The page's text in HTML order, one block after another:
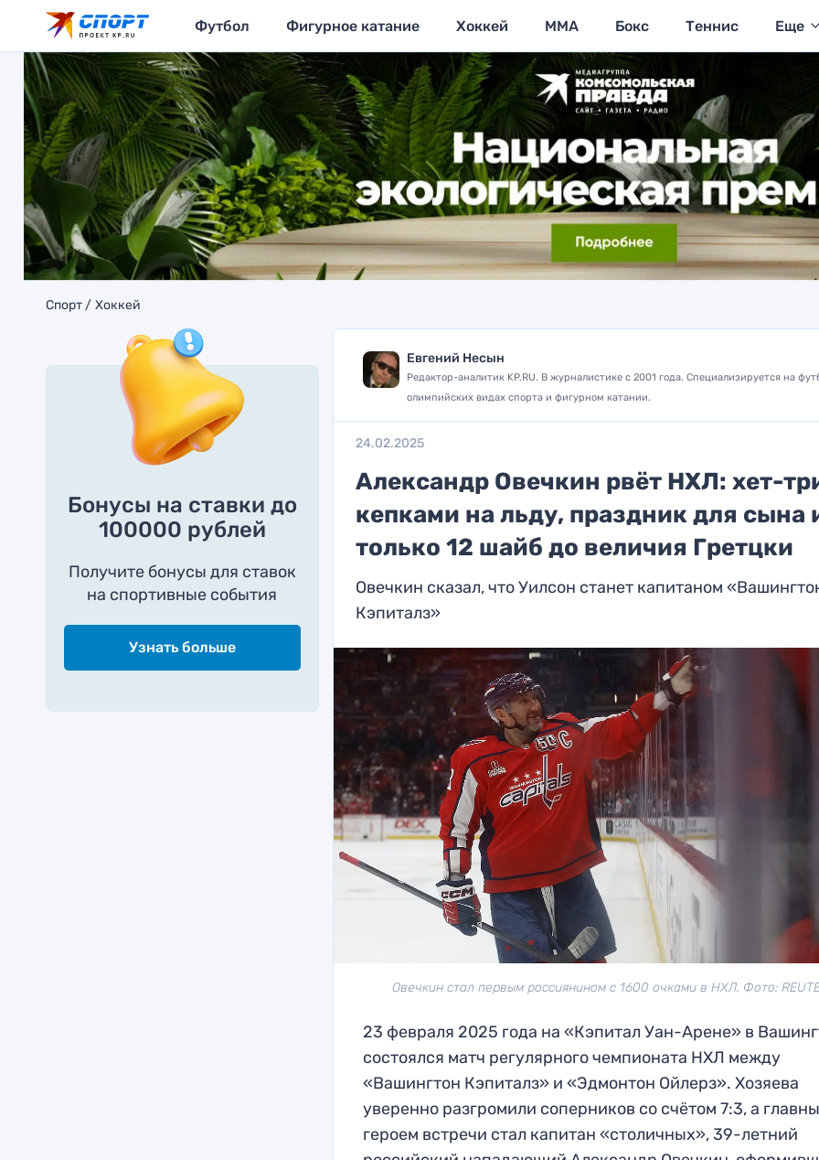
Футбол Фигурное катание Хоккей MMA Бокс Теннис Еще
Спорт Хоккей
Бонусы на ставки до
100000 рублей
Получите бонусы для ставок
на спортивные события
Узнать больше
Евгений Несын
Редактор-аналитик KP.RU. В журналистике с 2001 года. Специализируется на
олимпийских видах спорта и фигурном катании.
24.02.2025
Александр Овечкин рвёт НХЛ: хет-
кепками на льду, праздник для сына
только 12 шайб до величия Гретцки
Овечкин сказал, что Уилсон станет капитаном
Кэпиталз»
Овечкин стал первым россиянином с 1600 очками в НХЛ. Фото:
23 февраля 2025 года на «Кэпитал Уан-Арене» в
состоялся матч регулярного чемпионата НХЛ между
«Вашингтон Кэпиталз» и «Эдмонтон Ойлерз». Хозяева
уверенно разгромили соперников со счётом 7:3, а
героем встречи стал капитан «столичных», 39-летний